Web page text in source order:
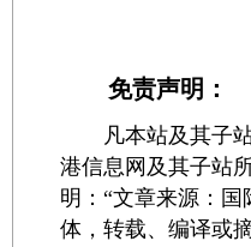
免责声明：
凡本站及其子站
港信息网及其子站
明：“文章来源：
体，转载、编译或